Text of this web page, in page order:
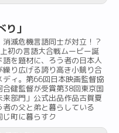
り」
消滅危機言語同士が対立！？
初の言語大合戦ムービー誕
を題材に、ろう者の日本人
り広げる誇り高き小競り合
ディ。第66回日本映画監督協
健監督が受賞第38回東京国
部門」公式出品作品古賀夏
の父と弟と暮らしている
町に暮らすク